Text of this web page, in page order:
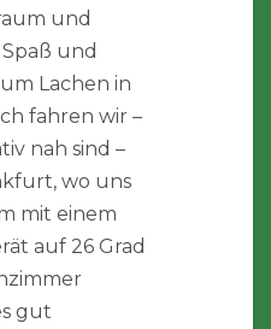
und
und
Lachen in
fahren wir –
nah sind –
wo uns
mit einem
auf 26 Grad
gut